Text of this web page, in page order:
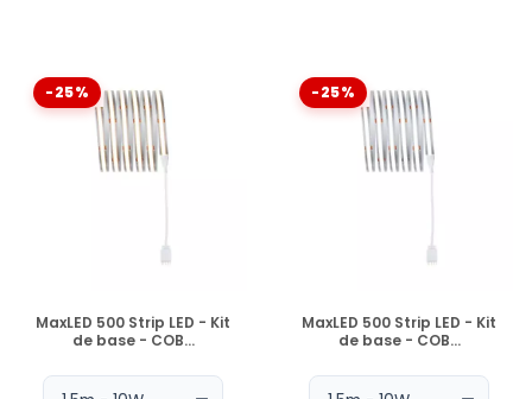
-25%
EN STOCK
MaxLED 500 Strip LED - Kit
de base - COB...
-25%
EN STOCK
MaxLED 500 Strip LED - Kit
de base - COB...